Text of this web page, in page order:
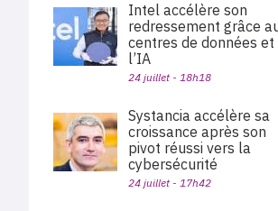
Intel accélère son
redressement grâce
centres de données et
l’IA
24 juillet - 18h18
Systancia accélère sa
croissance après son
pivot réussi vers la
cybersécurité
24 juillet - 17h42